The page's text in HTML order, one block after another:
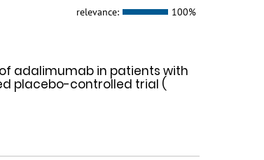
relevance: 100%
adalimumab in patients with
placebo-controlled trial (